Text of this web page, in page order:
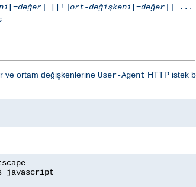
[=değer] [[!]ort-değişkeni [=değer]] ...
ve ortam değişkenlerine User-Agent HTTP istek